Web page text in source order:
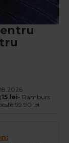
15 lei- Ramburs
99.90 lei